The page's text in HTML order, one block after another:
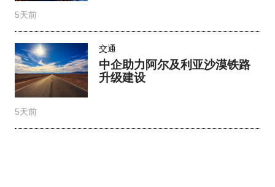
5天前
交通
中企助力阿尔及利亚沙漠铁路
升级建设
5天前